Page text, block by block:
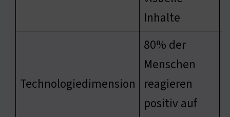
Inhalte
Technologiedimension
80% der
Menschen
reagieren
positiv auf